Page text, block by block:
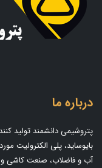
درباره ما
پتروشیمی دانشمند تولید
بایوساید، پلی الکترولیت
آب و فاضلاب، صنعت کاشی